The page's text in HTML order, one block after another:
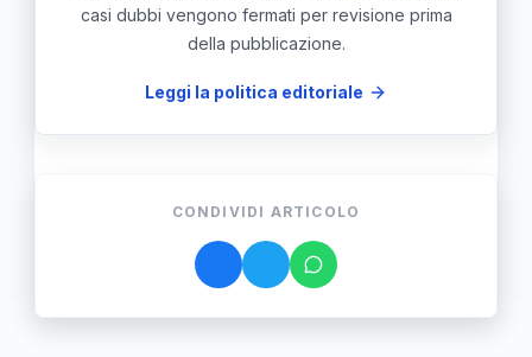
casi dubbi vengono fermati per revisione prima
della pubblicazione.
Leggi la politica editoriale
CONDIVIDI ARTICOLO